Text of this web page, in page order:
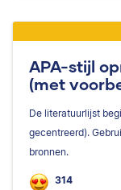
APA-stijl
(met
De literatuurlijst
gecentreerd).
bronnen.
314